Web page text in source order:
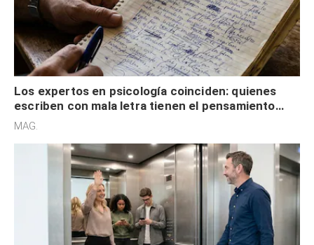
Los expertos en psicología coinciden: quienes
escriben con mala letra tienen el pensamiento
acelerado y no lo hacen por desinterés
MAG.